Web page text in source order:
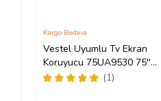
Vestel Uyumlu Tv Ekran
Koruyucu 75UA9530 75''
189 Ekran 4K Smart Android
(1)
Kargo Bedava